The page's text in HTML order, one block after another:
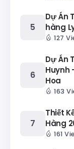
Dự Án
hàng
127
Dự Án
Huynh
Hoa
163
Thiết
Hàng
161